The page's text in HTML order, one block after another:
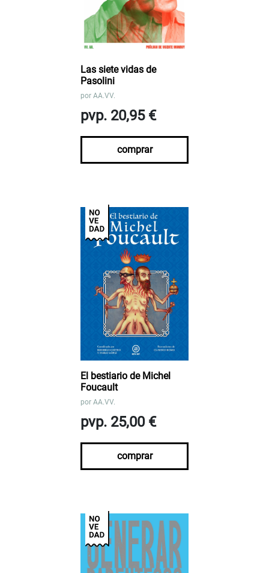
Las siete vidas de
Pasolini
por AA.VV.
pvp. 20,95 €
comprar
El bestiario de Michel
Foucault
por AA.VV.
pvp. 25,00 €
comprar